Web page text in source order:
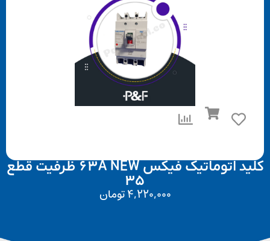
کلید اتوماتیک فیکس 63A NEW ظرفیت قطع
4,220,000تومان